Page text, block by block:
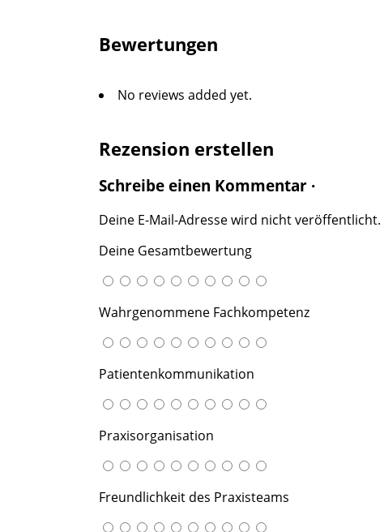
Bewertungen
No reviews added yet.
Rezension erstellen
Schreibe einen Kommentar ·
Deine E-Mail-Adresse wird nicht veröffentlicht.
Deine Gesamtbewertung
Wahrgenommene Fachkompetenz
Patientenkommunikation
Praxisorganisation
Freundlichkeit des Praxisteams